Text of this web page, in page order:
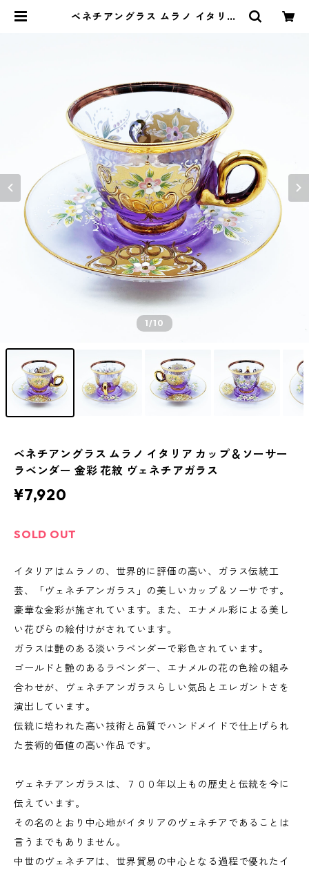
ベネチアングラス ムラノ イタリア
1/10
ベネチアングラス ムラノ イタリア カップ＆ソーサー
ラベンダー 金彩 花紋 ヴェネチアガラス
¥7,920
SOLD OUT
イタリアはムラノの、世界的に評価の高い、ガラス伝統工
芸、「ヴェネチアンガラス」の美しいカップ＆ソーサです。
豪華な金彩が施されています。また、エナメル彩による美し
い花びらの絵付けがされています。
ガラスは艶のある淡いラベンダーで彩色されています。
ゴールドと艶のあるラベンダー、エナメルの花の色絵の組み
合わせが、ヴェネチアンガラスらしい気品とエレガントさを
演出しています。
伝統に培われた高い技術と品質でハンドメイドで仕上げられ
た芸術的価値の高い作品です。
ヴェネチアンガラスは、７００年以上もの歴史と伝統を今に
伝えています。
その名のとおり中心地がイタリアのヴェネチアであることは
言うまでもありません。
中世のヴェネチアは、世界貿易の中心となる過程で優れたイ